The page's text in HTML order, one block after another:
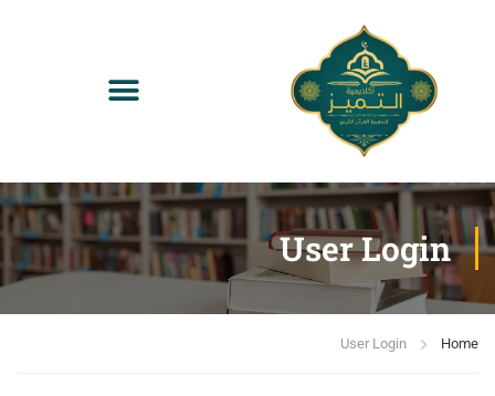
User Login
Home
User Login